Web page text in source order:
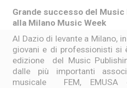
Grande successo del Music
alla Milano Music Week
Al Dazio di levante a Milano,
giovani e di professionisti si
edizione del Music
dalle più importanti
musicale FEM,